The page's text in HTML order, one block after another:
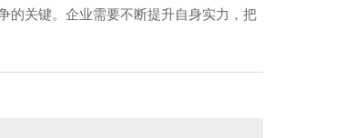
的关键。企业需要不断提升自身实力，把